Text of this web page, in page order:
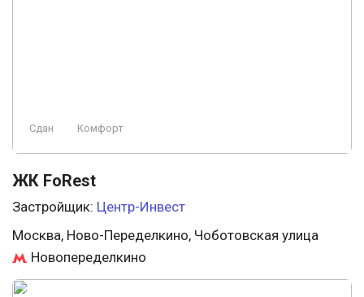
Сдан Комфорт
ЖК FoRest
Застройщик: Центр-Инвест
Москва, Ново-Переделкино, Чоботовская улица
Новопеределкино